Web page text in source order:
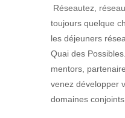
Réseautez,
toujours quelque
les déjeuners
Quai des
mentors,
venez développer
domaines